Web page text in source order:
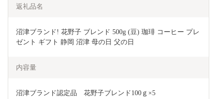
返礼品名
沼津ブランド! 花野子 ブレンド 500g (豆) 珈琲 コーヒー プレ
ゼント ギフト 静岡 沼津 母の日 父の日
内容量
沼津ブランド認定品　花野子ブレンド100ｇ×5